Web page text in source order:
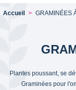
Accueil GRAMINÉES
Plantes poussant, se
Graminées pour